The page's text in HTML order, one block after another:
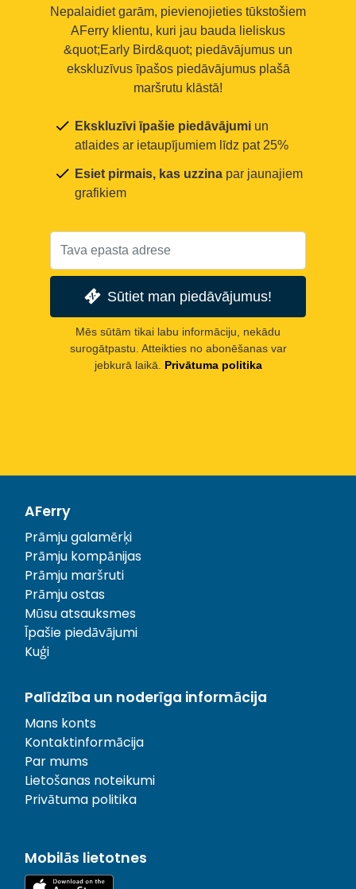
Nepalaidiet garām, pievienojieties tūkstošiem
AFerry klientu, kuri jau bauda lieliskus
&quot;Early Bird&quot; piedāvājumus un
ekskluzīvus īpašos piedāvājumus plašā
maršrutu klāstā!
Ekskluzīvi īpašie piedāvājumi un
atlaides ar ietaupījumiem līdz pat 25%
Esiet pirmais, kas uzzina par jaunajiem
grafikiem
Sūtiet man piedāvājumus!
Mēs sūtām tikai labu informāciju, nekādu
surogātpastu. Atteikties no abonēšanas var
jebkurā laikā.
Privātuma politika
AFerry
Prāmju galamērķi
Prāmju kompānijas
Prāmju maršruti
Prāmju ostas
Mūsu atsauksmes
Īpašie piedāvājumi
Kuģi
Palīdzība un noderīga informācija
Mans konts
Kontaktinformācija
Par mums
Lietošanas noteikumi
Privātuma politika
Mobilās lietotnes